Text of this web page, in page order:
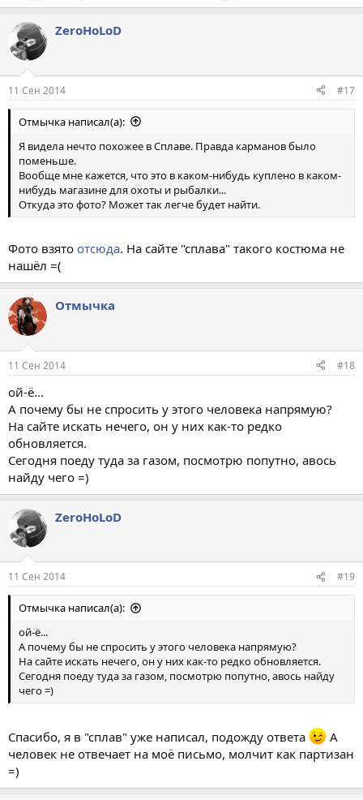
ZeroHoLoD
11 Сен 2014 #17
Отмычка написал(а):
Я видела нечто похожее в Сплаве. Правда карманов было
поменьше.
Вообще мне кажется, что это в каком-нибудь куплено в каком-
нибудь магазине для охоты и рыбалки...
Откуда это фото? Может так легче будет найти.
Фото взято отсюда. На сайте "сплава" такого костюма не
нашёл =(
Отмычка
11 Сен 2014 #18
ой-ё...
А почему бы не спросить у этого человека напрямую?
На сайте искать нечего, он у них как-то редко
обновляется.
Сегодня поеду туда за газом, посмотрю попутно, авось
найду чего =)
ZeroHoLoD
11 Сен 2014 #19
Отмычка написал(а):
ой-ё...
А почему бы не спросить у этого человека напрямую?
На сайте искать нечего, он у них как-то редко обновляется.
Сегодня поеду туда за газом, посмотрю попутно, авось найду
чего =)
Спасибо, я в "сплав" уже написал, подожду ответа
А
человек не отвечает на моё письмо, молчит как партизан
=)